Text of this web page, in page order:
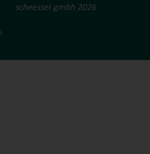
scheessel gmbh 2026